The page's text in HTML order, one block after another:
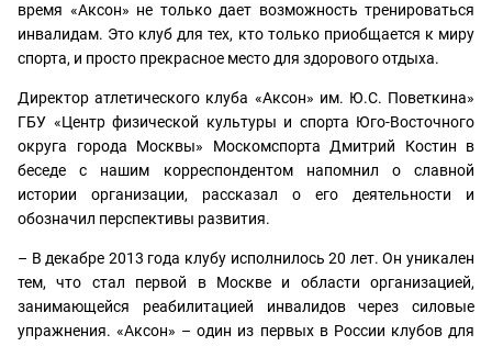
время «Аксон» не только дает возможность тренироваться
инвалидам. Это клуб для тех, кто только приобщается к миру
спорта, и просто прекрасное место для здорового отдыха.
Директор атлетического клуба «Аксон» им. Ю.С. Поветкина»
ГБУ «Центр физической культуры и спорта Юго-Восточного
округа города Москвы» Москомспорта Дмитрий Костин в
беседе с нашим корреспондентом напомнил о славной
истории организации, рассказал о его деятельности и
обозначил перспективы развития.
– В декабре 2013 года клубу исполнилось 20 лет. Он уникален
тем, что стал первой в Москве и области организацией,
занимающейся реабилитацией инвалидов через силовые
упражнения. «Аксон» – один из первых в России клубов для